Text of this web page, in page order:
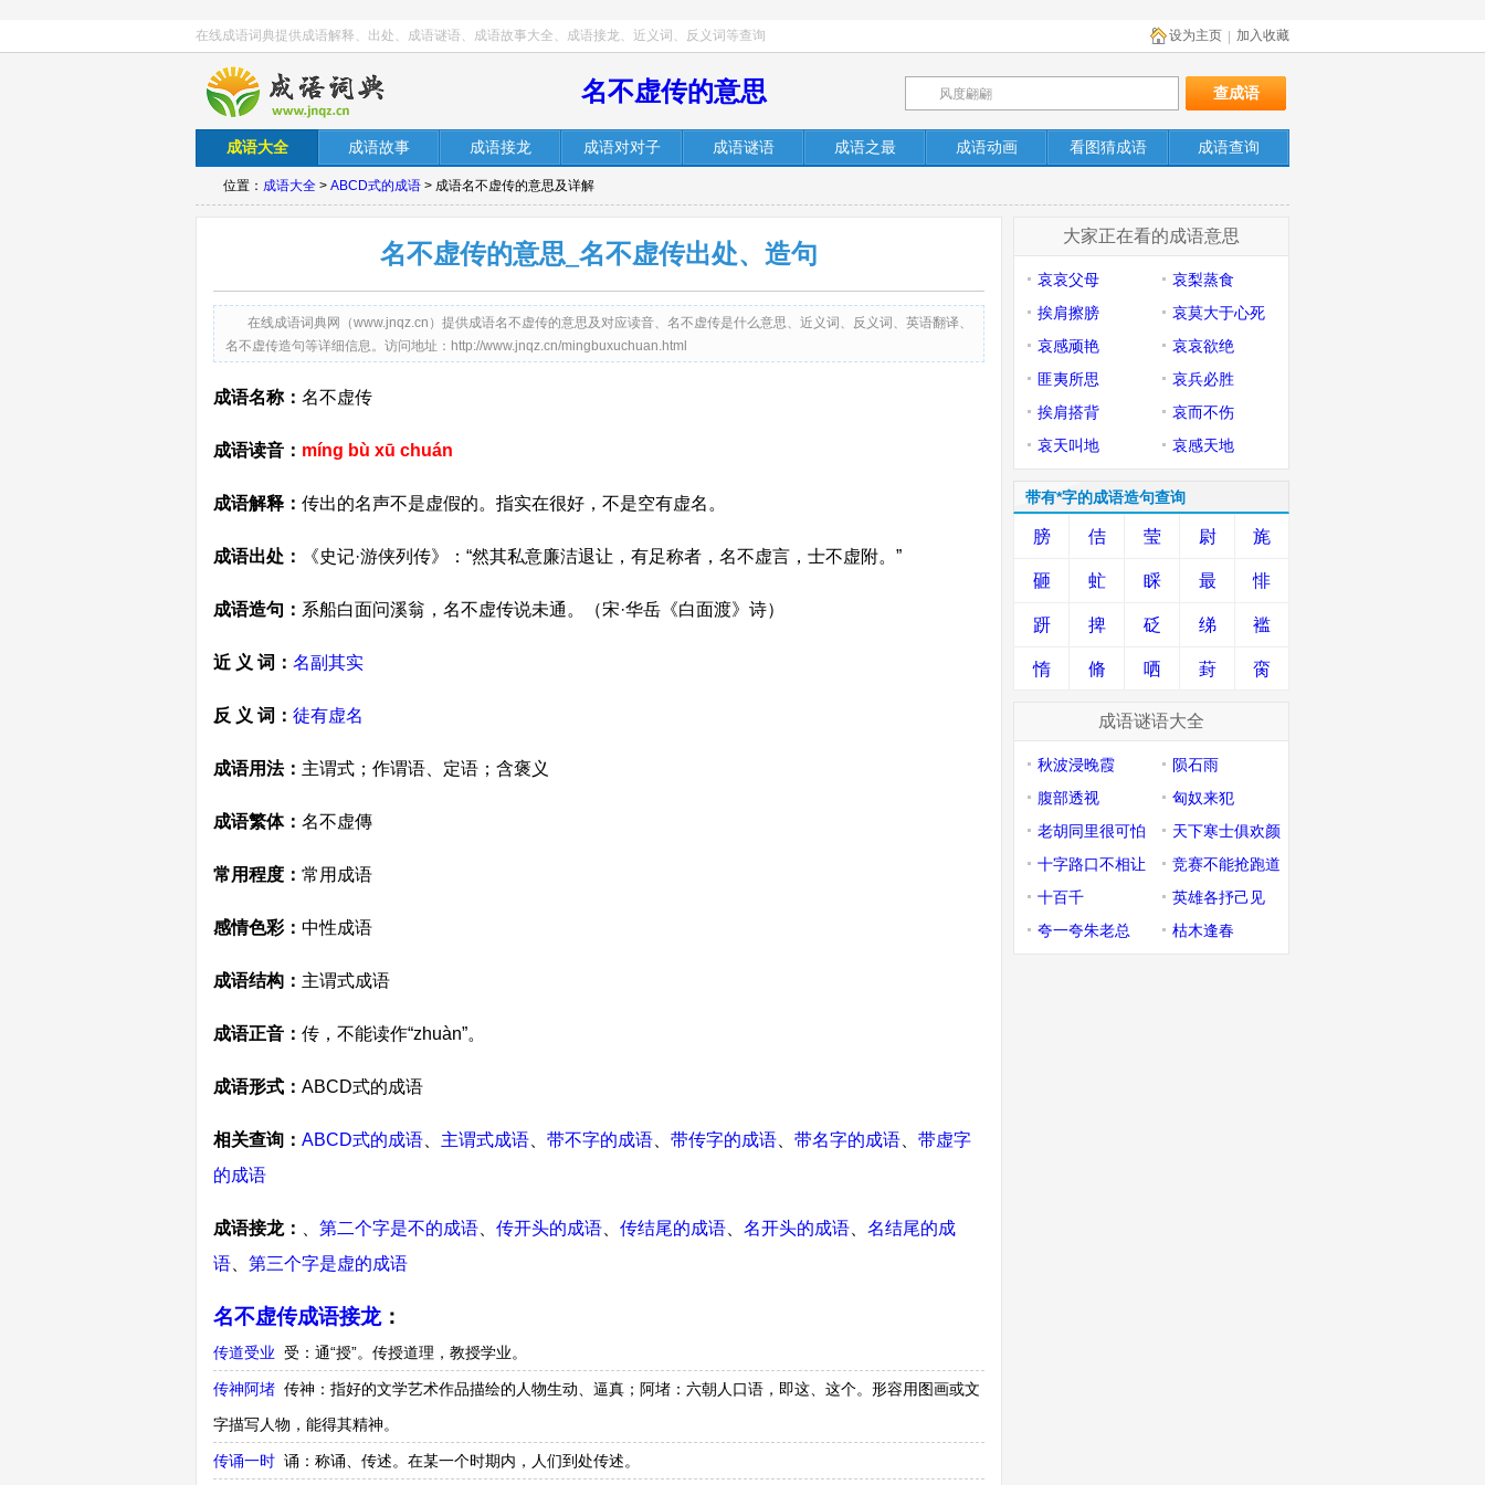
在线成语词典提供成语解释、出处、成语谜语、成语故事大全、成语接龙、近义词、反义词等查询 加入收藏
设为主页
名不虚传的意思
成语大全 成语故事 成语接龙 成语对对子 成语谜语 成语之最 成语动画 看图猜成语 成语查询
位置： 成语大全 > ABCD式的成语 > 成语名不虚传的意思及详解
名不虚传的意思_名不虚传出处、造句
在线成语词典网（www.jnqz.cn）提供成语名不虚传的意思及对应读音、名不虚传是什么意思、近义词、反义词、英语翻译、
名不虚传造句等详细信息。访问地址：http://www.jnqz.cn/mingbuxuchuan.html
成语名称： 名不虚传
成语读音： míng bù xū chuán
成语解释： 传出的名声不是虚假的。指实在很好，不是空有虚名。
成语出处： 《史记·游侠列传》：“然其私意廉洁退让，有足称者，名不虚言，士不虚附。”
成语造句： 系船白面问溪翁，名不虚传说未通。（宋·华岳《白面渡》诗）
近 义 词： 名副其实
反 义 词： 徒有虚名
成语用法： 主谓式；作谓语、定语；含褒义
成语繁体： 名不虚傳
常用程度： 常用成语
感情色彩： 中性成语
成语结构： 主谓式成语
成语正音： 传，不能读作“zhuàn”。
成语形式： ABCD式的成语
相关查询： ABCD式的成语 主谓式成语 带不字的成语 带传字的成语 带名字的成语
带虚字
的成语
成语接龙： 第二个字是不的成语 传开头的成语 传结尾的成语 名开头的成语
名结尾的成
语
第三个字是虚的成语
名不虚传成语接龙：
传道受业 受：通“授”。传授道理，教授学业。
传神阿堵 传神：指好的文学艺术作品描绘的人物生动、逼真；阿堵：六朝人口语，即这、这个。形容用图画或文
字描写人物，能得其精神。
传诵一时 诵：称诵、传述。在某一个时期内，人们到处传述。
大家正在看的成语意思
哀哀父母
哀梨蒸食
挨肩擦膀
哀莫大于心死
哀感顽艳
哀哀欲绝
匪夷所思
哀兵必胜
挨肩搭背
哀而不伤
哀天叫地
哀感天地
带有*字的成语造句查询
膀 佶 莹 尉 旄
砸 虻 睬 最 悱
趼 捭 砭 绨 褴
惰 脩 哂 葑 脔
成语谜语大全
秋波浸晚霞
陨石雨
腹部透视
匈奴来犯
老胡同里很可怕
天下寒士俱欢颜
十字路口不相让
竞赛不能抢跑道
十百千
英雄各抒己见
夸一夸朱老总
枯木逢春